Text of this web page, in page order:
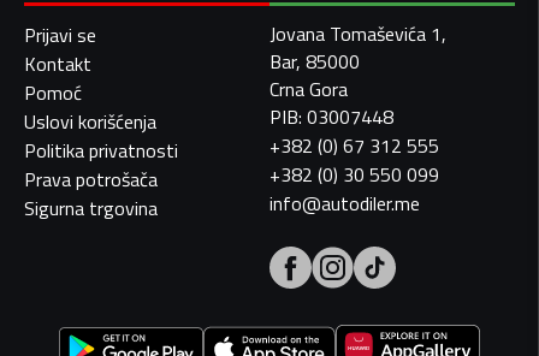
Prijavi se
Kontakt
Pomoć
Uslovi korišćenja
Politika privatnosti
Prava potrošača
Sigurna trgovina
Jovana Tomaševića 1,
Bar, 85000
Crna Gora
PIB: 03007448
+382 (0) 67 312 555
+382 (0) 30 550 099
info@autodiler.me